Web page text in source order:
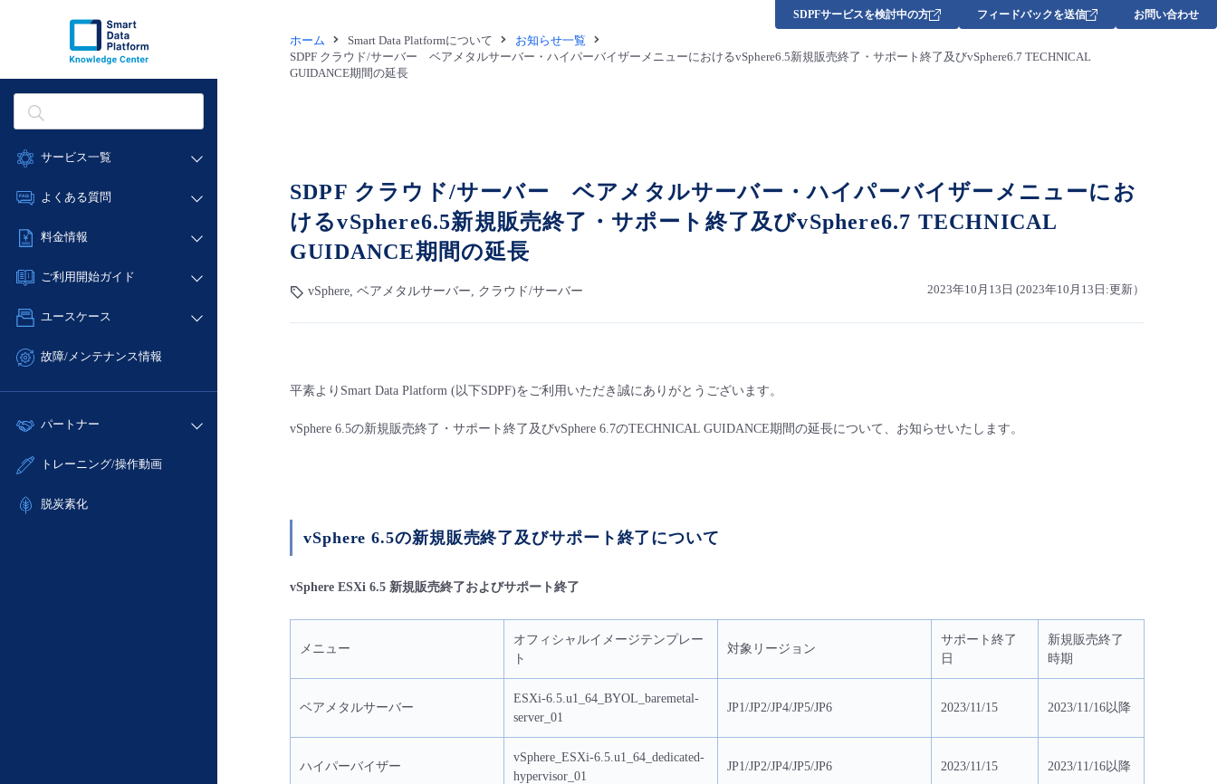
サービス一覧
データ利活用
ネットワーク
IoT
サポート
管理機能
よくある質問
データ利活用
ネットワーク
IoT
サポート
管理機能
すべてのメニューを見る
料金情報
料金シミュレーター
クラウド/サーバー
ネットワーク
サポート
すべてのメニューを見る
ご利用開始ガイド
■ 管理機能
- 初期設定・確認
- ユーザー機能の管理
- APIリファレンス
ユースケース
- バックアップ
- IoT
- ITインフラストラクチャー
故障/メンテナンス情報
サービス稼働状況
故障/メンテナンス履歴
定期メンテナンス
パートナー
販売パートナー向けプログラム
トレーニング/操作動画
脱炭素化
SDPFサービスを検討中の方 フィードバックを送信 お問い合わせ
ホーム Smart Data Platformについて
お知らせ一覧
SDPF クラウド/サーバー ベアメタルサーバー・ハイパーバイザーメニューにおけるvSphere6.5新規販売終了・サポート終了及びvSphere6.7 TECHNICAL
GUIDANCE期間の延長
SDPF クラウド/サーバー ベアメタルサーバー・ハイパーバイザーメニューにお
けるvSphere6.5新規販売終了・サポート終了及びvSphere6.7 TECHNICAL
GUIDANCE期間の延長
vSphere, ベアメタルサーバー, クラウド/サーバー 2023年10月13日 (2023年10月13日:更新）
平素よりSmart Data Platform (以下SDPF)をご利用いただき誠にありがとうございます。
vSphere 6.5の新規販売終了・サポート終了及びvSphere 6.7のTECHNICAL GUIDANCE期間の延長について、お知らせいたします。
vSphere 6.5の新規販売終了及びサポート終了について
vSphere ESXi 6.5 新規販売終了およびサポート終了
メニュー
オフィシャルイメージテンプレー
ト
対象リージョン
サポート終了
日
新規販売終了
時期
ベアメタルサーバー
ESXi-6.5.u1_64_BYOL_baremetal-
server_01
JP1/JP2/JP4/JP5/JP6 2023/11/15 2023/11/16以降
ハイパーバイザー
vSphere_ESXi-6.5.u1_64_dedicated-
hypervisor_01
JP1/JP2/JP4/JP5/JP6 2023/11/15 2023/11/16以降